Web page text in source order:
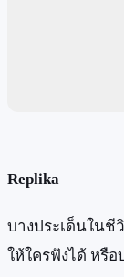
Replika
บางประเด็นในชี
ให้ใครฟังได้ หรือ